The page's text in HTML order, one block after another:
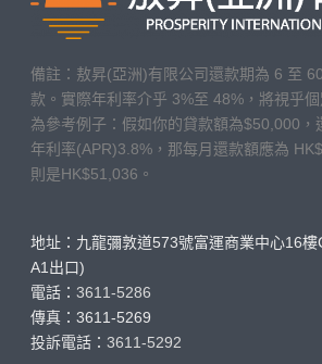
備註：敖昇(亞洲)有限公司還款期為 6 至
款。實際年利率介乎 3%至 48%，將視乎
為參考例子：假如你的貸款額為$50,000，
年利率(APR)3.8%，那每月還款額應為
則是HK$51,036。
地址：九龍彌敦道573號富運商業中心16
A1出口)
電話：3611-5286
傳真：3611-5269
投訴電話：3611-5292